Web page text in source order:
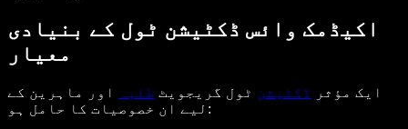
اکیڈمک وائس ڈکٹیشن ٹول کے بنیادی
معیار
ایک مؤثر ڈکٹیشن ٹول گریجویٹ طلبہ
اور ماہرین کے
لیے ان خصوصیات کا حامل ہو: